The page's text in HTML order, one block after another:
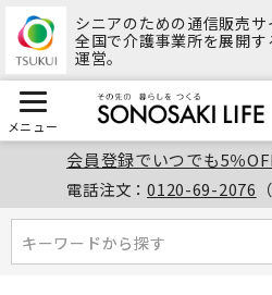
シニアのための通信販売サ
全国で介護事業所を展開
運営。
メニュー
会員登録でいつでも5％
電話注文：0120-69-2076
キーワードから探す
キーワードから探す